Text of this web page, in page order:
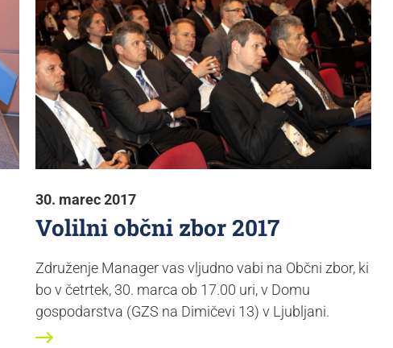
30. marec 2017
Volilni občni zbor 2017
Združenje Manager vas vljudno vabi na Občni zbor, ki
bo v četrtek, 30. marca ob 17.00 uri, v Domu
gospodarstva (GZS na Dimičevi 13) v Ljubljani.